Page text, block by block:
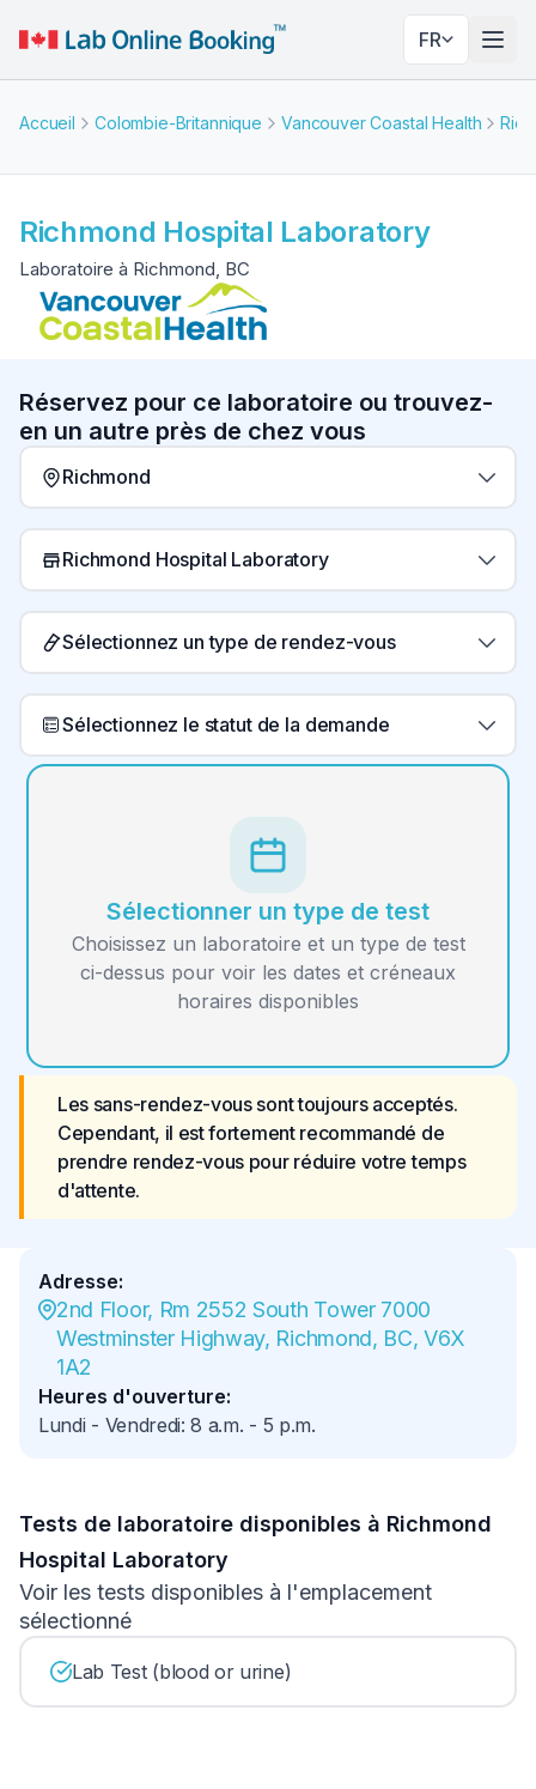
FR
Accueil Colombie-Britannique Vancouver Coastal Health
Richmond Hospital Laboratory
Laboratoire à Richmond, BC
Réservez pour ce laboratoire ou trouvez-
en un autre près de chez vous
Richmond
Richmond Hospital Laboratory
Sélectionnez un type de rendez-vous
Sélectionnez le statut de la demande
Sélectionner un type de test
Choisissez un laboratoire et un type de test
ci-dessus pour voir les dates et créneaux
horaires disponibles
Les sans-rendez-vous sont toujours acceptés.
Cependant, il est fortement recommandé de
prendre rendez-vous pour réduire votre temps
d'attente.
Adresse:
2nd Floor, Rm 2552 South Tower 7000
Westminster Highway, Richmond, BC, V6X
1A2
Heures d'ouverture:
Lundi - Vendredi: 8 a.m. - 5 p.m.
Tests de laboratoire disponibles à Richmond
Hospital Laboratory
Voir les tests disponibles à l'emplacement
sélectionné
Lab Test (blood or urine)